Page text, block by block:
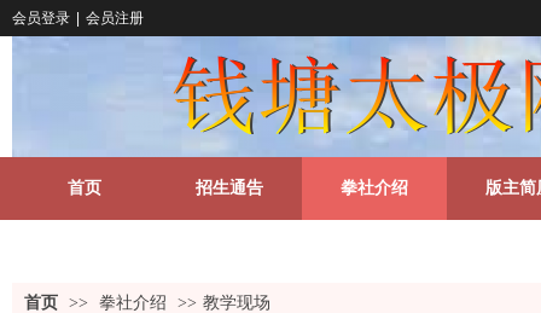
会员登录 会员注册
首页 招生通告 拳社介绍 版主简
首页 >> 拳社介绍 >> 教学现场